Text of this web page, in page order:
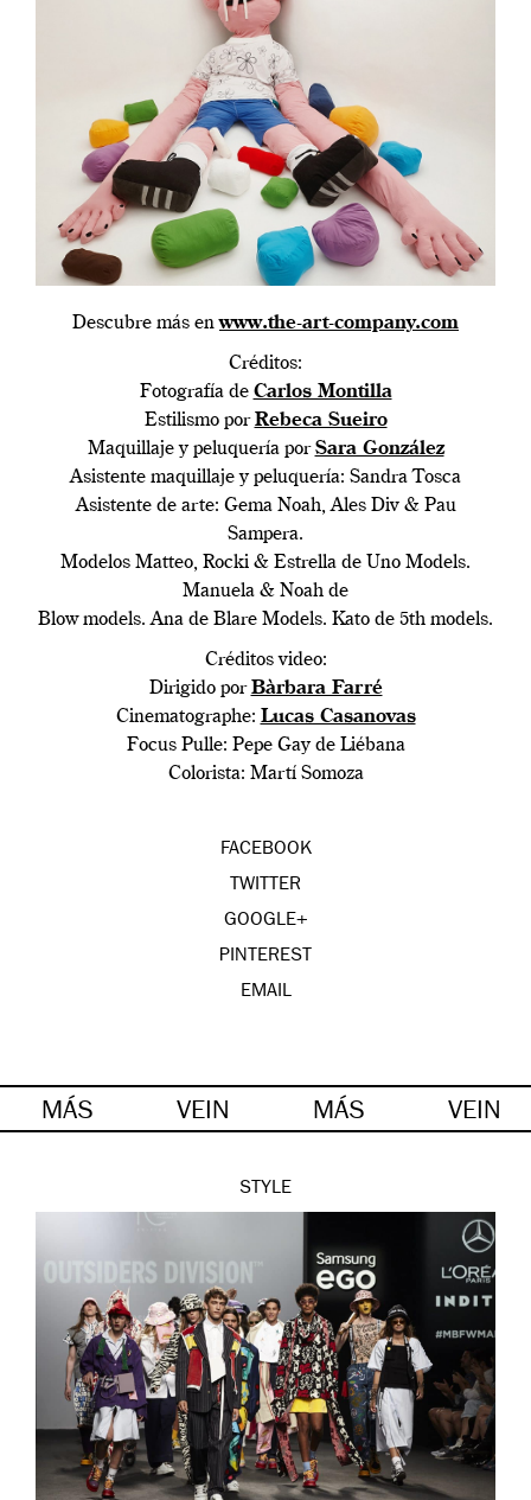
Descubre más enwww.the-art-company.com
Créditos:
Fotografía de Carlos Montilla
Estilismo porRebeca Sueiro
Maquillaje y peluquería porSara González
Asistente maquillaje y peluquería: Sandra Tosca
Asistente de arte: Gema Noah, Ales Div & Pau
Sampera.
Modelos Matteo, Rocki & Estrella de Uno Models.
Manuela & Noah de
Blow models. Ana de Blare Models. Kato de 5th models.
Créditos video:
Dirigido porBàrbara Farré
Cinematographe: Lucas Casanovas
Focus Pulle: Pepe Gay de Liébana
Colorista: Martí Somoza
FACEBOOK
TWITTER
GOOGLE+
PINTEREST
EMAIL
MÁS VEIN MÁS VEIN
STYLE